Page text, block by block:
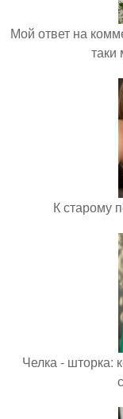
Мой ответ на
К старому
Челка - шторка: